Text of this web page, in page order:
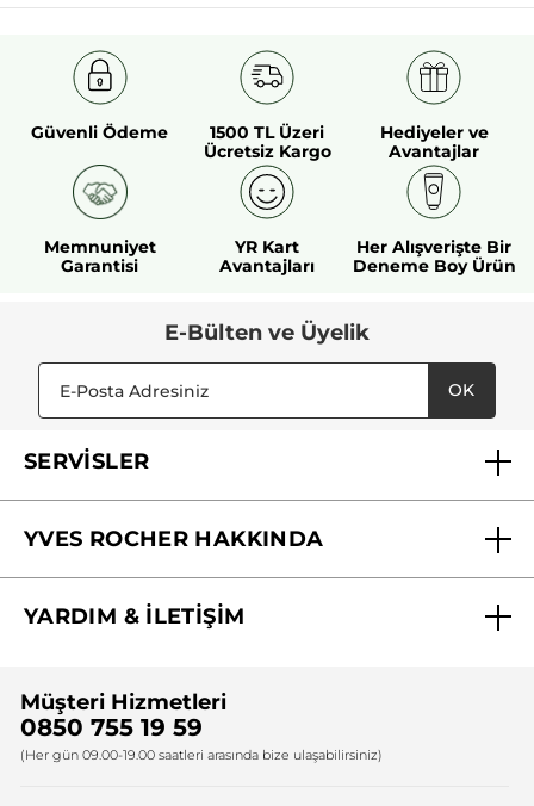
Güvenli Ödeme
1500 TL Üzeri
Ücretsiz Kargo
Hediyeler ve
Avantajlar
Memnuniyet
Garantisi
YR Kart
Avantajları
Her Alışverişte Bir
Deneme Boy Ürün
E-Bülten ve Üyelik
OK
SERVİSLER
YVES ROCHER HAKKINDA
Yves Rocher Vakfı
YARDIM & İLETİŞİM
Bize Ulaşın
Firma Bilgileri
Müşteri Hizmetleri
0850 755 19 59
(Her gün 09.00-19.00 saatleri arasında bize ulaşabilirsiniz)